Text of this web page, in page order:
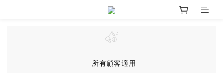
所有顧客適用